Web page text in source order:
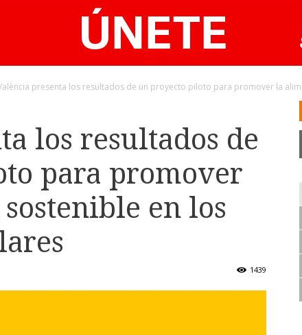
presenta los resultados de un proyecto piloto para promover la
los resultados de
para promover
en los
1439